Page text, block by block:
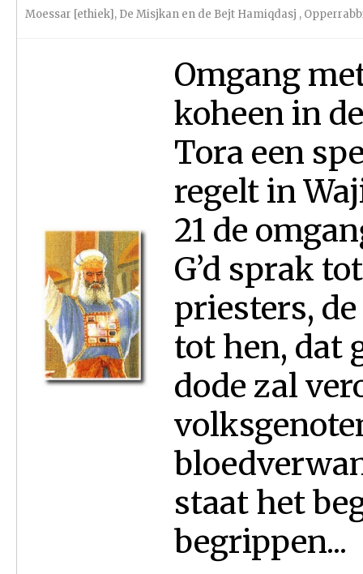
Moessar [ethiek], De Misjkan en de Bejt Hamiqdasj ,
Omgang
koheen in
Tora een
regelt in
21 de
G’d sprak
priesters,
tot hen, dat
dode zal
staat het
begrippen...